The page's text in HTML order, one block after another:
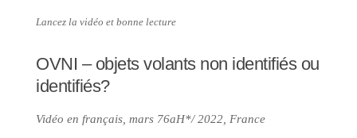
Lancez la vidéo et bonne lecture
OVNI – objets volants non identifiés ou
identifiés?
Vidéo en français, mars 76aH*/ 2022, France